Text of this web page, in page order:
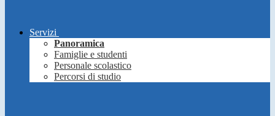
Servizi
Panoramica
Famiglie e studenti
Personale scolastico
Percorsi di studio